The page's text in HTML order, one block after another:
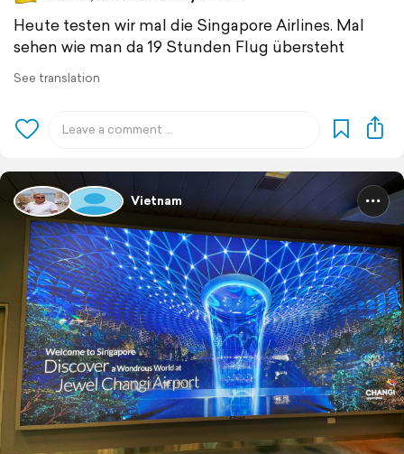
Heute testen wir mal die Singapore Airlines. Mal
sehen wie man da 19 Stunden Flug übersteht
See translation
Vietnam